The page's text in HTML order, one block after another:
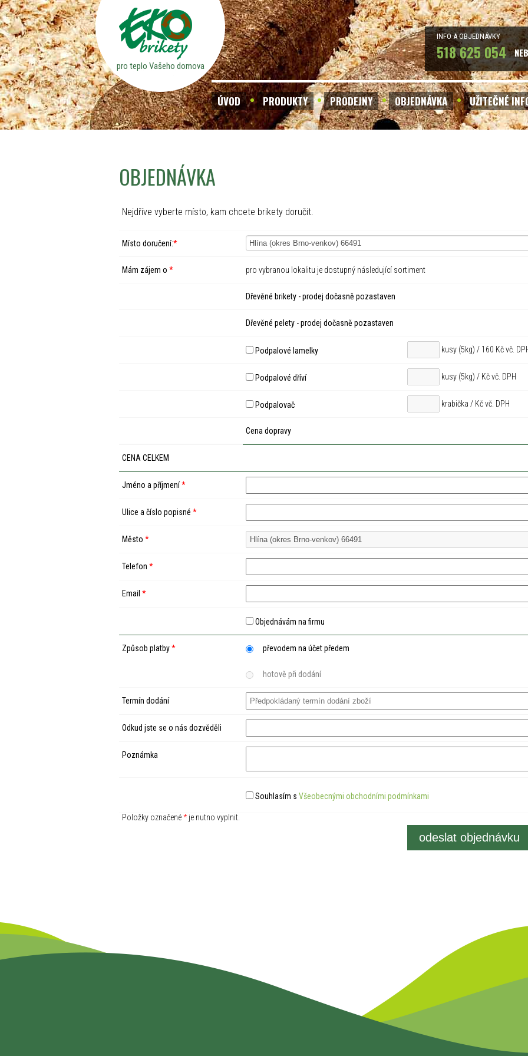
pro teplo Vašeho domova
INFO A OBJEDNÁVKY
518 625 054
ÚVOD PRODUKTY PRODEJNY OBJEDNÁVKA UŽITEČNÉ
OBJEDNÁVKA
Nejdříve vyberte místo, kam chcete brikety doručit.
Místo doručení:*
Mám zájem o * pro vybranou lokalitu je dostupný následující sortiment
Dřevěné brikety - prodej dočasně pozastaven
Dřevěné pelety - prodej dočasně pozastaven
Podpalové lamelky kusy (5kg) / 160 Kč vč.
Podpalové dříví kusy (5kg) / Kč vč. DPH
Podpalovač krabička / Kč vč. DPH
Cena dopravy
CENA CELKEM
Jméno a příjmení*
Ulice a číslo popisné *
Město *
Telefon *
Email *
Objednávám na firmu
Způsob platby* převodem na účet předem
hotově při dodání
Termín dodání
Odkud jste se o nás dozvěděli
Poznámka
Souhlasím s Všeobecnými obchodními podmínkami
Položky označené*je nutno vyplnit.
odeslat objednávku